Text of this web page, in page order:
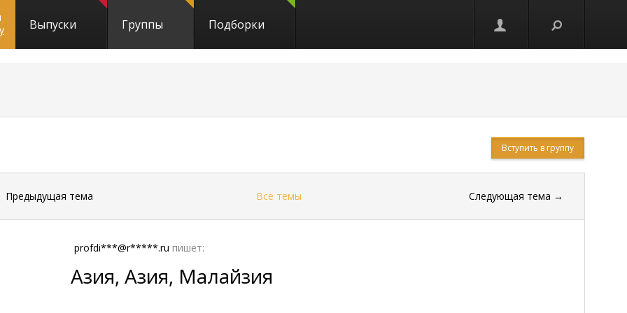
Выпуски Группы Подборки
Вступить в группу
Предыдущая тема Все темы Следующая тема →
profdi***@r*****.ru пишет:
Азия, Азия, Малайзия